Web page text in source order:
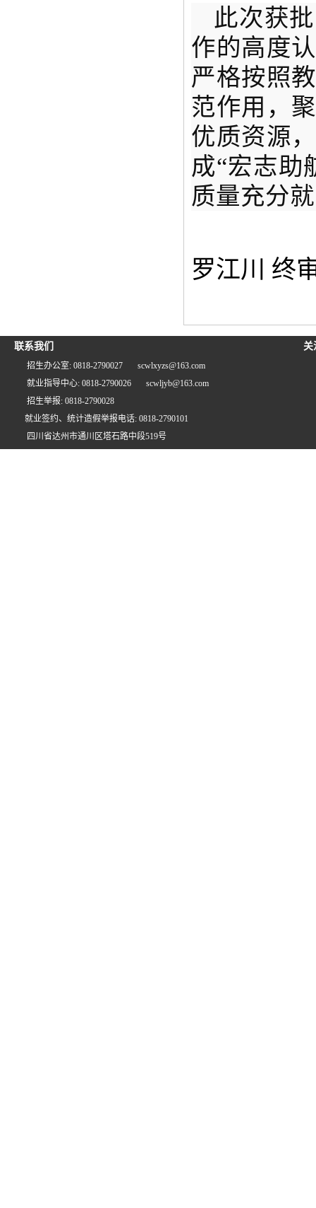
此次获
作的高度
严格按照
范作用，
优质资源
成“宏志助
质量充分
罗江川 终
联系我们
招生办公室: 0818-2790027
scwlxyzs@163.com
就业指导中心: 0818-2790026
scwljyb@163.com
招生举报: 0818-2790028
就业签约、统计造假举报电话: 0818-2790101
四川省达州市通川区塔石路中段519号
关